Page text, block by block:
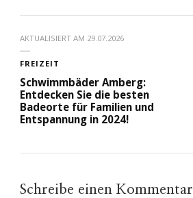
AKTUALISIERT AM 29.07.2026
FREIZEIT
Schwimmbäder Amberg:
Entdecken Sie die besten
Badeorte für Familien und
Entspannung in 2024!
Schreibe einen Kommentar